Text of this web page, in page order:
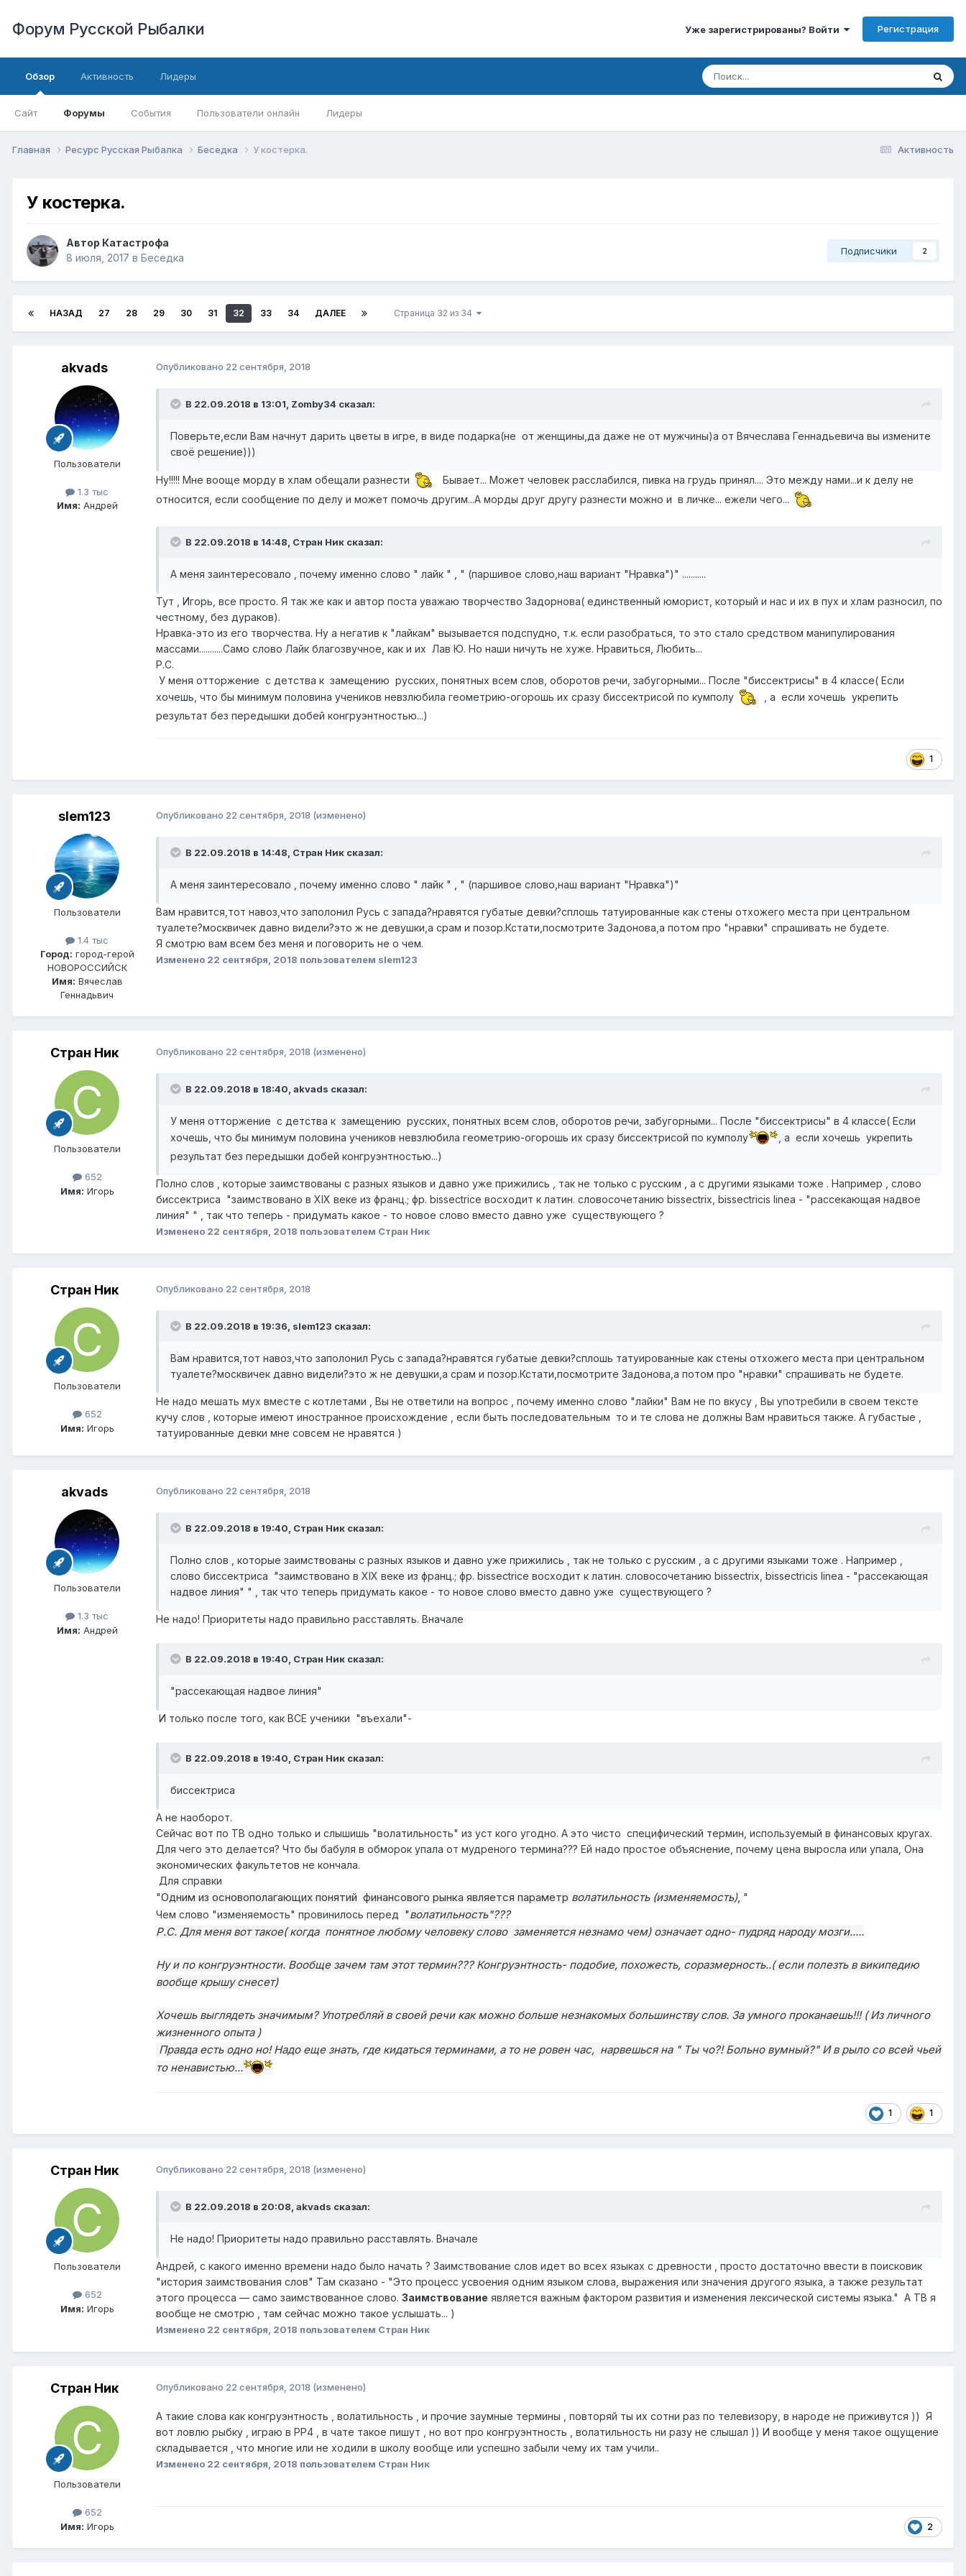
Форум Русской Рыбалки Уже зарегистрированы? Войти Регистрация
Обзор
Сайт Форумы События Пользователи онлайн Лидеры
Активность Лидеры
Активность
Главная Ресурс Русская Рыбалка Беседка У костерка.
У костерка.
Автор Катастрофа
8 июля, 2017 в Беседка
Подписчики 2
НАЗАД 27 28 29 30 31 32 33 34 ДАЛЕЕ Страница 32 из 34
akvads
Пользователи
1.3 тыс
Имя: Андрей
Опубликовано 22 сентября, 2018
В 22.09.2018 в 13:01, Zomby34 сказал:
Поверьте,если Вам начнут дарить цветы в игре, в виде подарка(не от женщины,да даже не от мужчины)а от Вячеслава Геннадьевича вы измените
своё решение)))
Ну!!!!! Мне вооще морду в хлам обещали разнести
Бывает... Может человек расслабился, пивка на грудь принял.... Это между нами...и к делу не
относится, если сообщение по делу и может помочь другим...А морды друг другу разнести можно и в личке... ежели чего...
В 22.09.2018 в 14:48, Стран Ник сказал:
А меня заинтересовало , почему именно слово " лайк " , " (паршивое слово,наш вариант "Нравка")" ...........
Тут , Игорь, все просто. Я так же как и автор поста уважаю творчество Задорнова( единственный юморист, который и нас и их в пух и хлам разносил, по
честному, без дураков).
Нравка-это из его творчества. Ну а негатив к "лайкам" вызывается подспудно, т.к. если разобраться, то это стало средством манипулирования
массами...........Само слово Лайк благозвучное, как и их Лав Ю. Но наши ничуть не хуже. Нравиться, Любить...
Р.С.
У меня отторжение с детства к замещению русских, понятных всем слов, оборотов речи, забугорными... После "биссектрисы" в 4 классе( Если
хочешь, что бы минимум половина учеников невзлюбила геометрию-огорошь их сразу биссектрисой по кумполу
, а если хочешь укрепить
результат без передышки добей конгруэнтностью...)
1
slem123
Пользователи
1.4 тыс
Город: город-герой
НОВОРОССИЙСК
Имя: Вячеслав
Геннадьвич
Опубликовано 22 сентября, 2018 (изменено)
В 22.09.2018 в 14:48, Стран Ник сказал:
А меня заинтересовало , почему именно слово " лайк " , " (паршивое слово,наш вариант "Нравка")"
Вам нравится,тот навоз,что заполонил Русь с запада?нравятся губатые девки?сплошь татуированные как стены отхожего места при центральном
туалете?москвичек давно видели?это ж не девушки,а срам и позор.Кстати,посмотрите Задонова,а потом про "нравки" спрашивать не будете.
Я смотрю вам всем без меня и поговорить не о чем.
Изменено 22 сентября, 2018 пользователем slem123
Стран Ник
Пользователи
652
Имя: Игорь
Опубликовано 22 сентября, 2018 (изменено)
В 22.09.2018 в 18:40, akvads сказал:
У меня отторжение с детства к замещению русских, понятных всем слов, оборотов речи, забугорными... После "биссектрисы" в 4 классе( Если
хочешь, что бы минимум половина учеников невзлюбила геометрию-огорошь их сразу биссектрисой по кумполу
, а если хочешь укрепить
результат без передышки добей конгруэнтностью...)
Полно слов , которые заимствованы с разных языков и давно уже прижились , так не только с русским , а с другими языками тоже . Например , слово
биссектриса "заимствовано в XIX веке из франц.; фр. bissectrice восходит к латин. словосочетанию bissectrix, bissectricis linea - "рассекающая надвое
линия" " , так что теперь - придумать какое - то новое слово вместо давно уже существующего ?
Изменено 22 сентября, 2018 пользователем Стран Ник
Стран Ник
Пользователи
652
Имя: Игорь
Опубликовано 22 сентября, 2018
В 22.09.2018 в 19:36, slem123 сказал:
Вам нравится,тот навоз,что заполонил Русь с запада?нравятся губатые девки?сплошь татуированные как стены отхожего места при центральном
туалете?москвичек давно видели?это ж не девушки,а срам и позор.Кстати,посмотрите Задонова,а потом про "нравки" спрашивать не будете.
Не надо мешать мух вместе с котлетами , Вы не ответили на вопрос , почему именно слово "лайки" Вам не по вкусу , Вы употребили в своем тексте
кучу слов , которые имеют иностранное происхождение , если быть последовательным то и те слова не должны Вам нравиться также. А губастые ,
татуированные девки мне совсем не нравятся )
akvads
Пользователи
1.3 тыс
Имя: Андрей
Опубликовано 22 сентября, 2018
В 22.09.2018 в 19:40, Стран Ник сказал:
Полно слов , которые заимствованы с разных языков и давно уже прижились , так не только с русским , а с другими языками тоже . Например ,
слово биссектриса "заимствовано в XIX веке из франц.; фр. bissectrice восходит к латин. словосочетанию bissectrix, bissectricis linea - "рассекающая
надвое линия" " , так что теперь придумать какое - то новое слово вместо давно уже существующего ?
Не надо! Приоритеты надо правильно расставлять. Вначале
В 22.09.2018 в 19:40, Стран Ник сказал:
"рассекающая надвое линия"
И только после того, как ВСЕ ученики "въехали"-
В 22.09.2018 в 19:40, Стран Ник сказал:
биссектриса
А не наоборот.
Сейчас вот по ТВ одно только и слышишь "волатильность" из уст кого угодно. А это чисто специфический термин, используемый в финансовых кругах.
Для чего это делается? Что бы бабуля в обморок упала от мудреного термина??? Ей надо простое объяснение, почему цена выросла или упала, Она
экономических факультетов не кончала.
Для справки
"Одним из основополагающих понятий финансового рынка является параметр волатильность (изменяемость), "
Чем слово "изменяемость" провинилось перед "волатильность"???
Р.С. Для меня вот такое( когда понятное любому человеку слово заменяется незнамо чем) означает одно- пудряд народу мозги.....
Ну и по конгруэнтности. Вообще зачем там этот термин??? Конгруэнтность- подобие, похожесть, соразмерность..( если полезть в википедию
вообще крышу снесет)
Хочешь выглядеть значимым? Употребляй в своей речи как можно больше незнакомых большинству слов. За умного проканаешь!!! ( Из личного
жизненного опыта )
Правда есть одно но! Надо еще знать, где кидаться терминами, а то не ровен час, нарвешься на " Ты чо?! Больно вумный?" И в рыло со всей чьей
то ненавистью...
1 1
Стран Ник
Пользователи
652
Имя: Игорь
Опубликовано 22 сентября, 2018 (изменено)
В 22.09.2018 в 20:08, akvads сказал:
Не надо! Приоритеты надо правильно расставлять. Вначале
Андрей, с какого именно времени надо было начать ? Заимствование слов идет во всех языках с древности , просто достаточно ввести в поисковик
"история заимствования слов" Там сказано - "Это процесс усвоения одним языком слова, выражения или значения другого языка, а также результат
этого процесса — само заимствованное слово. Заимствование является важным фактором развития и изменения лексической системы языка." А ТВ я
вообще не смотрю , там сейчас можно такое услышать... )
Изменено 22 сентября, 2018 пользователем Стран Ник
Стран Ник
Пользователи
652
Имя: Игорь
Опубликовано 22 сентября, 2018 (изменено)
А такие слова как конгруэнтность , волатильность , и прочие заумные термины , повторяй ты их сотни раз по телевизору, в народе не приживутся )) Я
вот ловлю рыбку , играю в РР4 , в чате такое пишут , но вот про конгруэнтность , волатильность ни разу не слышал )) И вообще у меня такое ощущение
складывается , что многие или не ходили в школу вообще или успешно забыли чему их там учили..
Изменено 22 сентября, 2018 пользователем Стран Ник
2